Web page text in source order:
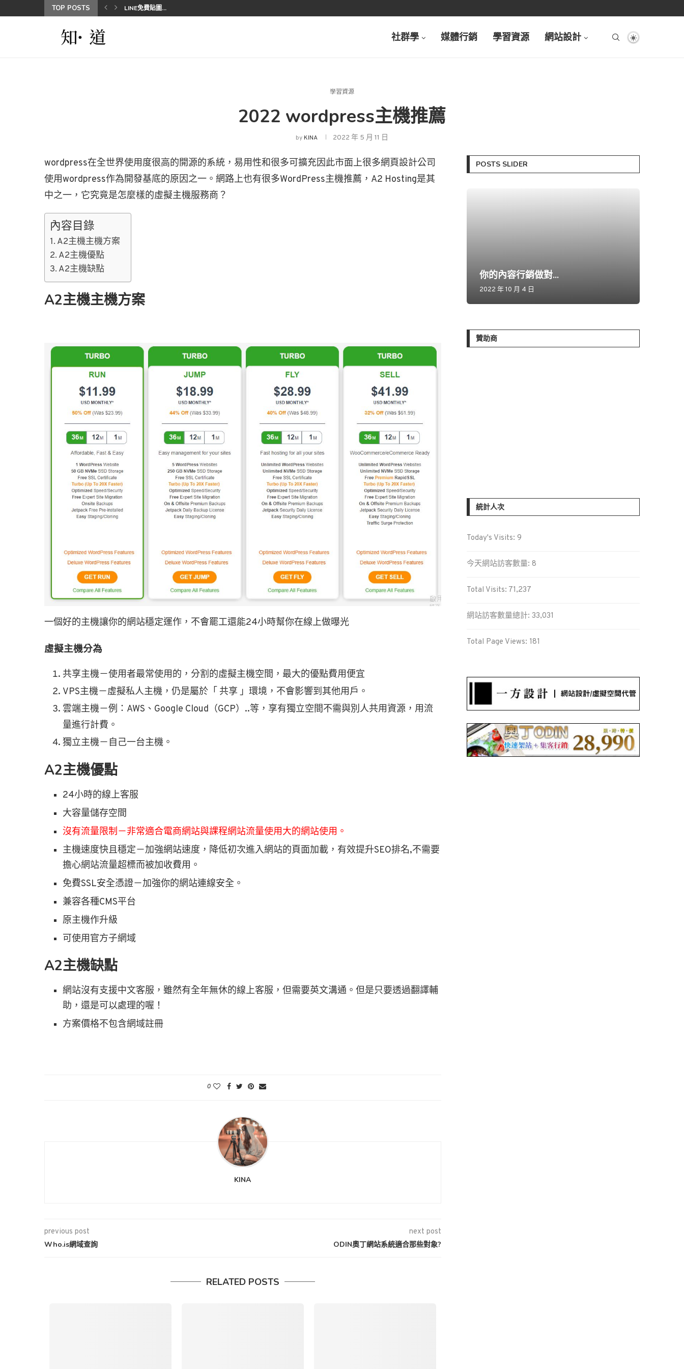
TOP POSTS LINE免費貼圖...
社群學 媒體行銷 學習資源 網站設計
學習資源
2022 wordpress主機推薦
byKINA 2022 年 5 月 11 日
wordpress在全世界使用度很高的開源的系統，易用性和很多可擴充因此市面上很多網頁設計公司
使用wordpress作為開發基底的原因之一。網路上也有很多WordPress主機推薦，A2 Hosting是其
中之一，它究竟是怎麼樣的虛擬主機服務商？
內容目錄
A2主機主機方案
A2主機優點
A2主機缺點
A2主機主機方案
一個好的主機讓你的網站穩定運作，不會罷工還能24小時幫你在線上做曝光
虛擬主機分為
共享主機－使用者最常使用的，分割的虛擬主機空間，最大的優點費用便宜
VPS主機－虛擬私人主機，仍是屬於「 共享 」環境，不會影響到其他用戶。
雲端主機－例：AWS、Google Cloud（GCP）..等，享有獨立空間不需與別人共用資源，用流
量進行計費。
獨立主機－自己一台主機。
A2主機優點
24小時的線上客服
大容量儲存空間
沒有流量限制－非常適合電商網站與課程網站流量使用大的網站使用。
主機速度快且穩定－加強網站速度，降低初次進入網站的頁面加載，有效提升SEO排名,不需要
擔心網站流量超標而被加收費用。
免費SSL安全憑證－加強你的網站連線安全。
兼容各種CMS平台
原主機作升級
可使用官方子網域
A2主機缺點
網站沒有支援中文客服，雖然有全年無休的線上客服，但需要英文溝通。但是只要透過翻譯輔
助，還是可以處理的喔！
方案價格不包含網域註冊
0
KINA
previous post
Who.is網域查詢
next post
ODIN奧丁網站系統適合那些對象?
RELATED POSTS
POSTS SLIDER
你的內容行銷做對...
2022 年 10 月 4 日
贊助商
統計人次
Today's Visits: 9
今天網站訪客數量: 8
Total Visits: 71,237
網站訪客數量總計: 33,031
Total Page Views: 181